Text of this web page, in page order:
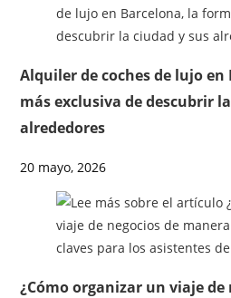
Alquiler de coches de lujo
más exclusiva de descubrir
alrededores
20 mayo, 2026
¿Cómo organizar un viaje de